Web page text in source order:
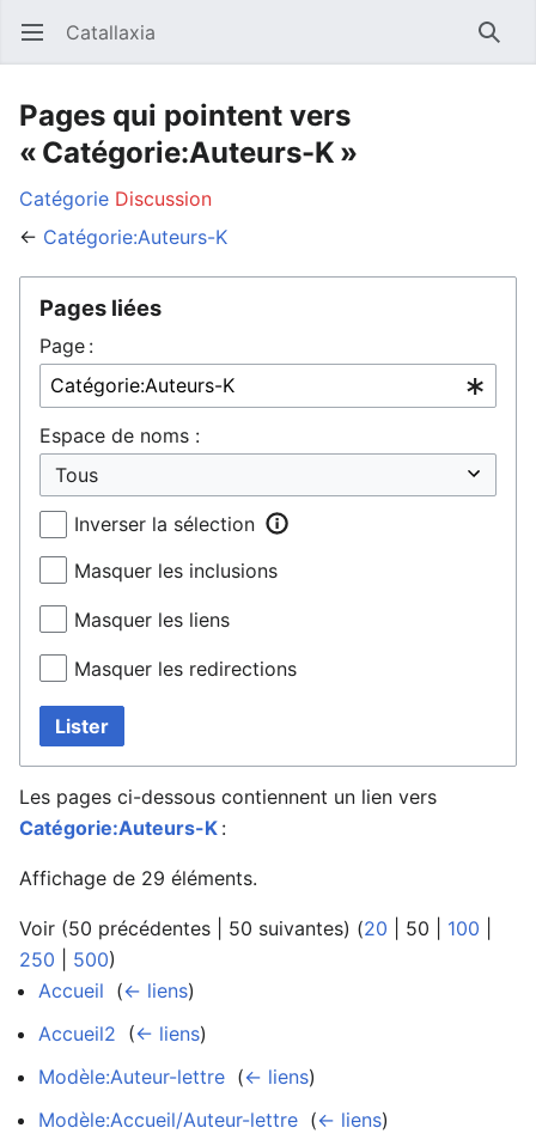
Ouvrir le menu principal Catallaxia
Pages qui pointent vers
« Catégorie:Auteurs-K »
Catégorie Discussion
← Catégorie:Auteurs-K
Pages liées
Page :
Espace de noms :
Inverser la sélection
Masquer les inclusions
Masquer les liens
Masquer les redirections
Lister
Les pages ci-dessous contiennent un lien vers
Catégorie:Auteurs-K :
Affichage de 29 éléments.
Voir (50 précédentes 50 suivantes) (20 50 100
250
500)
Accueil (← liens)
Accueil2 (← liens)
Modèle:Auteur-lettre (← liens)
Modèle:Accueil/Auteur-lettre (← liens)